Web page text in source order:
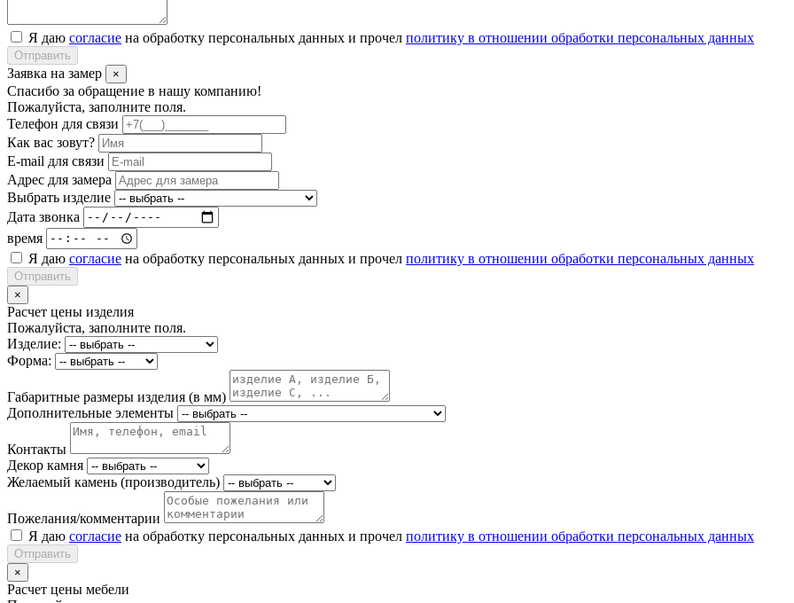
Я даю согласие на обработку персональных данных и прочел политику в отношении обработки персональных данных
Отправить
Заявка на замер ×
Спасибо за обращение в нашу компанию!
Пожалуйста, заполните поля.
Телефон для связи
Как вас зовут?
E-mail для связи
Адрес для замера
Выбрать изделие
Дата звонка
время
Я даю согласие на обработку персональных данных и прочел политику в отношении обработки персональных данных
Отправить
×
Расчет цены изделия
Пожалуйста, заполните поля.
Изделие:
Форма:
Габаритные размеры изделия (в мм)
Дополнительные элементы
Контакты
Декор камня
Желаемый камень (производитель)
Пожелания/комментарии
Я даю согласие на обработку персональных данных и прочел политику в отношении обработки персональных данных
Отправить
×
Расчет цены мебели